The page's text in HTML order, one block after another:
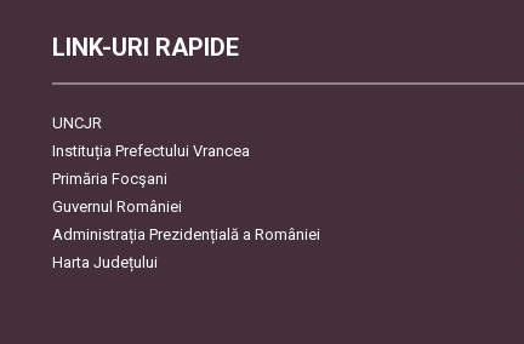
LINK-URI RAPIDE
UNCJR
Instituția Prefectului Vrancea
Primăria Focşani
Guvernul României
Administrația Prezidențială a României
Harta Județului